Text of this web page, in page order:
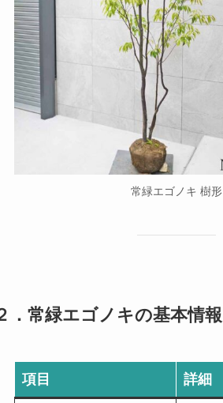
常緑エゴノキ 樹形
．常緑エゴノキの基本情報
項目 詳細